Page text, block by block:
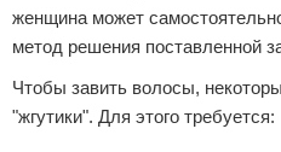
женщина может
метод решения поставленной
Чтобы завить волосы,
"жгутики". Для этого требуется: